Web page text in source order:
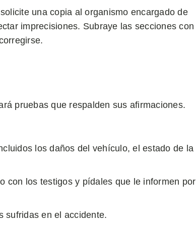
una copia al organismo encargado de
imprecisiones. Subraye las secciones con
pruebas que respalden sus afirmaciones.
los daños del vehículo, el estado de la
con los testigos y pídales que le informen por
sufridas en el accidente.